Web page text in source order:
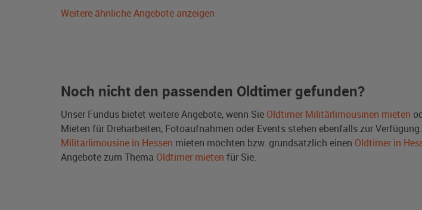
Weitere ähnliche Angebote anzeigen
Noch nicht den passenden Oldtimer gefunden?
Unser Fundus bietet weitere Angebote, wenn Sie Oldtimer Militärlimousinen mieten
Mieten für Dreharbeiten, Fotoaufnahmen oder Events stehen ebenfalls zur
Militärlimousine in Hessen mieten möchten bzw. grundsätzlich einen Oldtimer in
Angebote zum Thema Oldtimer mieten für Sie.